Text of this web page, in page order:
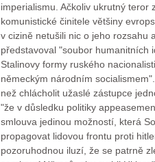
imperialismu. Ačkoliv ukrutný teror
komunistické činitele většiny
v cizině netušili nic o jeho rozsahu
představoval "soubor humanitních
Stalinovy formy ruského
německým národním
než chlácholit užaslé zástupce
"že v důsledku politiky
smlouva jedinou možností, která
propagovat lidovou frontu proti
pozoruhodnou iluzí, že se patrně